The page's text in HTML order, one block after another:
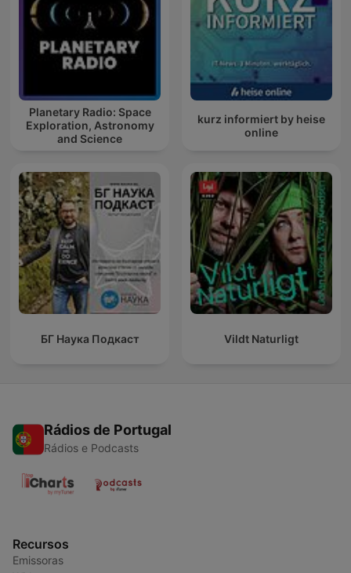
Planetary Radio: Space
Exploration, Astronomy
and Science
kurz informiert by heise
online
БГ Наука Подкаст Vildt Naturligt
Rádios de Portugal
Rádios e Podcasts
Recursos
Emissoras